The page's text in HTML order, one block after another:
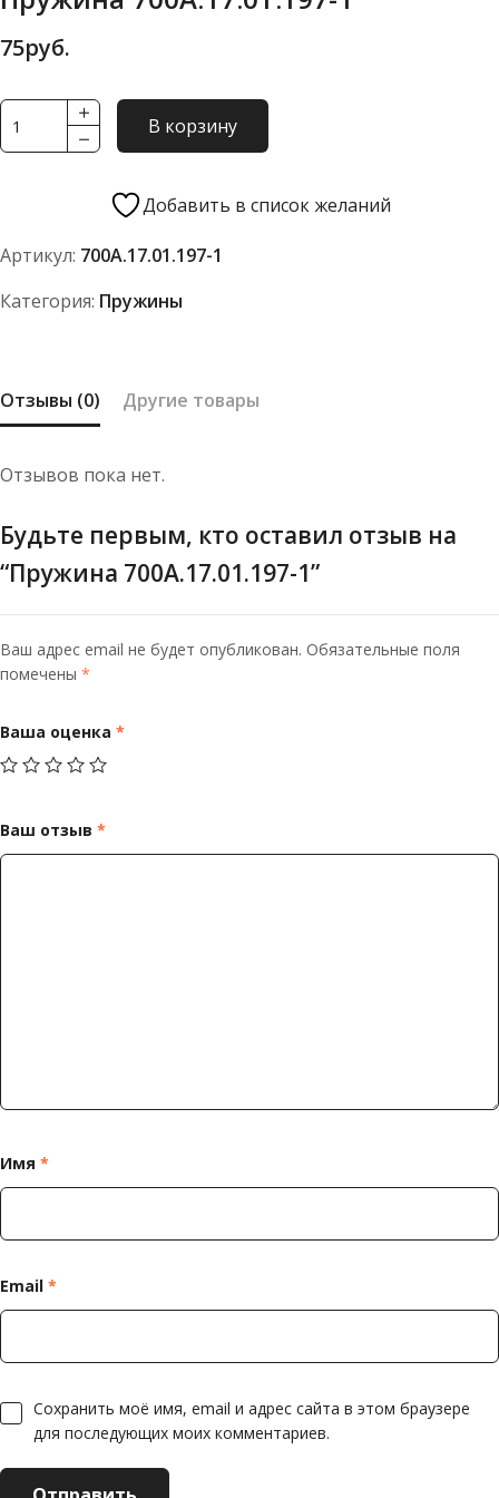
75руб.
Количество
товара
700А.17.01.197-
В корзину
Добавить в список желаний
Артикул: 700А.17.01.197-1
Категория: Пружины
Отзывы (0) Другие товары
Отзывов пока нет.
Будьте первым, кто оставил отзыв на
“Пружина 700А.17.01.197-1”
Ваш адрес email не будет опубликован. Обязательные поля
помечены *
Ваша оценка *
Ваш отзыв *
Имя *
Email *
Сохранить моё имя, email и адрес сайта в этом браузере
для последующих моих комментариев.